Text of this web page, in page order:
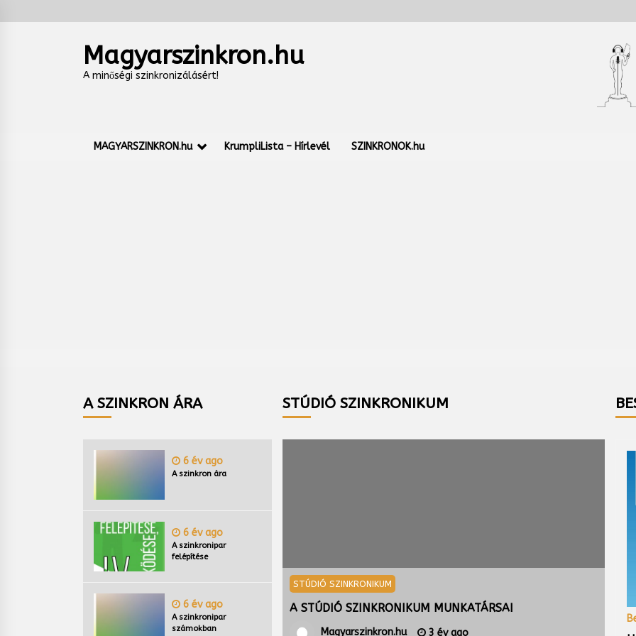
to
Magyarszinkron.hu
A minőségi szinkronizálásért!
MAGYARSZINKRON.hu KrumpliLista – Hírlevél SZINKRONOK.hu
A SZINKRON ÁRA
6 év ago
A szinkron ára
6 év ago
A szinkronipar
felépítése
6 év ago
A szinkronipar
számokban
STÚDIÓ SZINKRONIKUM
SZINKRONIKUM TÁMOGATÓI
STÚDIÓ SZINKRONIKUM
A STÚDIÓ SZINKRONIKUM MUNKATÁRSAI
Magyarszinkron.hu 3 év ago
A